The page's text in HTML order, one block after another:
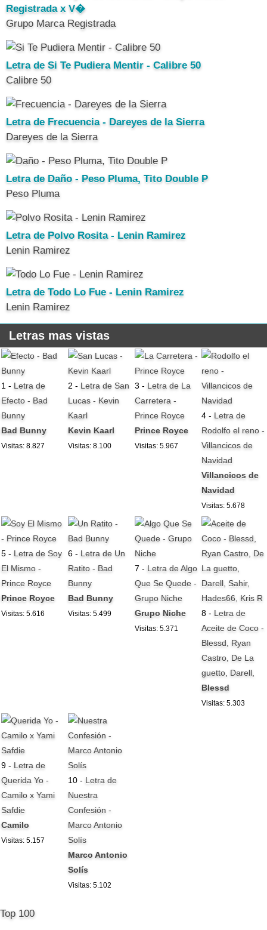
Registrada x V�
Grupo Marca Registrada
Letra de Si Te Pudiera Mentir - Calibre 50
Calibre 50
Letra de Frecuencia - Dareyes de la Sierra
Dareyes de la Sierra
Letra de Daño - Peso Pluma, Tito Double P
Peso Pluma
Letra de Polvo Rosita - Lenin Ramirez
Lenin Ramirez
Letra de Todo Lo Fue - Lenin Ramirez
Lenin Ramirez
Letras mas vistas
1 - Letra de
Efecto - Bad
Bunny
Bad Bunny
Visitas: 8.827
2 - Letra de San
Lucas - Kevin
Kaarl
Kevin Kaarl
Visitas: 8.100
3 - Letra de La
Carretera -
Prince Royce
Prince Royce
Visitas: 5.967
4 - Letra de
Rodolfo el reno -
Villancicos de
Navidad
Villancicos de
Navidad
Visitas: 5.678
5 - Letra de Soy
El Mismo -
Prince Royce
Prince Royce
Visitas: 5.616
6 - Letra de Un
Ratito - Bad
Bunny
Bad Bunny
Visitas: 5.499
7 - Letra de Algo
Que Se Quede -
Grupo Niche
Grupo Niche
Visitas: 5.371
8 - Letra de
Aceite de Coco -
Blessd, Ryan
Castro, De La
guetto, Darell,
Blessd
Visitas: 5.303
9 - Letra de
Querida Yo -
Camilo x Yami
Safdie
Camilo
Visitas: 5.157
10 - Letra de
Nuestra
Confesión -
Marco Antonio
Solís
Marco Antonio
Solís
Visitas: 5.102
Top 100